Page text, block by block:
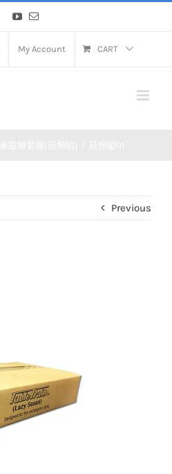
FacebookYouTube
Email
My Account CART
Previous